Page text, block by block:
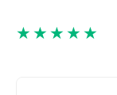
★★★★★